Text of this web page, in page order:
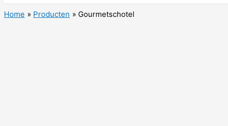
Home Producten Gourmetschotel